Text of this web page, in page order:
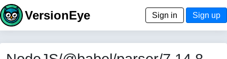
VersionEye Sign in Sign up